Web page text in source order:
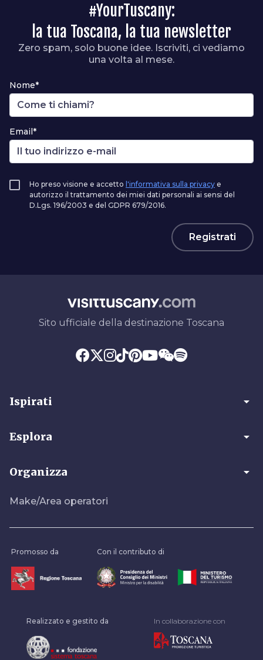
#YourTuscany:
la tua Toscana, la tua newsletter
Zero spam, solo buone idee. Iscriviti, ci vediamo
una volta al mese.
Nome*
Email*
Ho preso visione e accetto l'informativa sulla privacy e
autorizzo il trattamento dei miei dati personali ai sensi del
D.Lgs. 196/2003 e del GDPR 679/2016.
Registrati
Sito ufficiale della destinazione Toscana
Ispirati arrow_drop_down
Esplora arrow_drop_down
Organizza arrow_drop_down
Make/Area operatori
Promosso da Con il contributo di
Realizzato e gestito da In collaborazione con